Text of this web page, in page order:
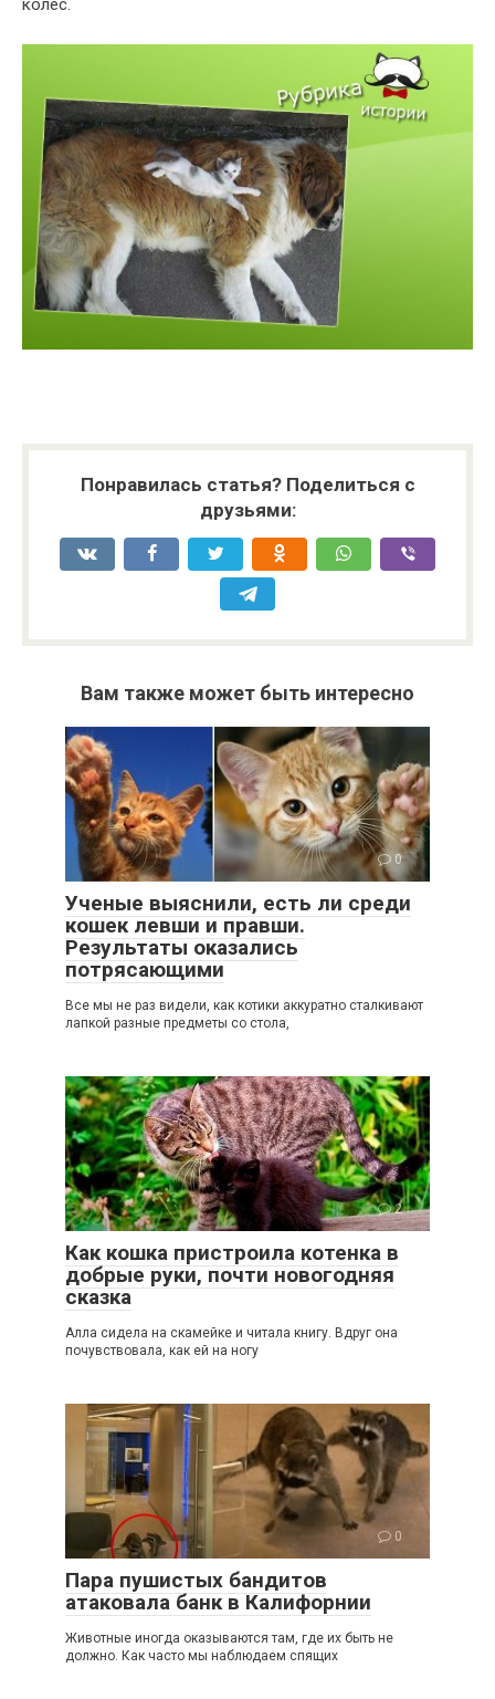
колес.
Понравилась статья? Поделиться с
друзьями:
Вам также может быть интересно
0
Ученые выяснили, есть ли среди
кошек левши и правши.
Результаты оказались
потрясающими
Все мы не раз видели, как котики аккуратно сталкивают
лапкой разные предметы со стола,
2
Как кошка пристроила котенка в
добрые руки, почти новогодняя
сказка
Алла сидела на скамейке и читала книгу. Вдруг она
почувствовала, как ей на ногу
0
Пара пушистых бандитов
атаковала банк в Калифорнии
Животные иногда оказываются там, где их быть не
должно. Как часто мы наблюдаем спящих